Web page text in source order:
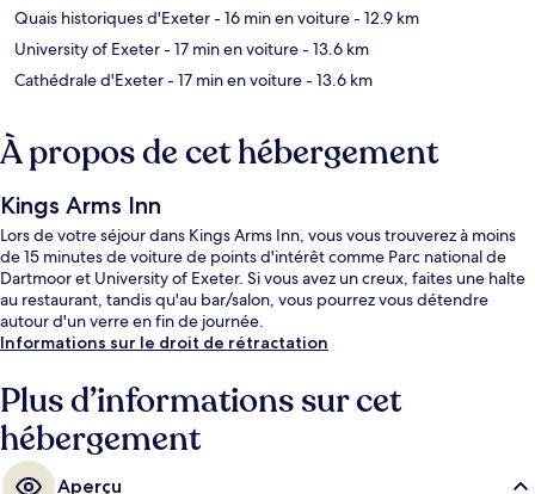
Quais historiques d'Exeter- 16 min en voiture- 12.9 km
University of Exeter- 17 min en voiture- 13.6 km
Cathédrale d'Exeter- 17 min en voiture- 13.6 km
À propos de cet hébergement
Kings Arms Inn
Lors de votre séjour dans Kings Arms Inn, vous vous trouverez à moins
de 15 minutes de voiture de points d'intérêt comme Parc national de
Dartmoor et University of Exeter. Si vous avez un creux, faites une halte
au restaurant, tandis qu'au bar/salon, vous pourrez vous détendre
autour d'un verre en fin de journée.
Informations sur le droit de rétractation
Plus d’informations sur cet
hébergement
Aperçu